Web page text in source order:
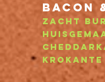
bacon
zacht
krokante